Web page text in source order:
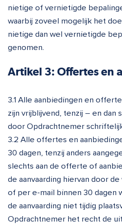
nietige of vernietigde
waarbij zoveel mogelijk het
nietige dan wel vernietigde
genomen.
Artikel 3: Offertes en
3.1 Alle aanbiedingen en
zijn vrijblijvend, tenzij – en dan
door Opdrachtnemer
3.2 Alle offertes en
30 dagen, tenzij anders
slechts aan de offerte of
de aanvaarding hiervan door
of per e-mail binnen 30 dagen
de aanvaarding niet tijdig
Opdrachtnemer het recht de